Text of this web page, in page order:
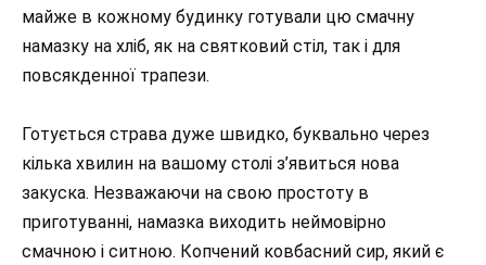
майже в кожному будинку готували цю смачну
намазку на хліб, як на святковий стіл, так і для
повсякденної трапези.
Готується страва дуже швидко, буквально через
кілька хвилин на вашому столі з’явиться нова
закуска. Незважаючи на свою простоту в
приготуванні, намазка виходить неймовірно
смачною і ситною. Копчений ковбасний сир, який є